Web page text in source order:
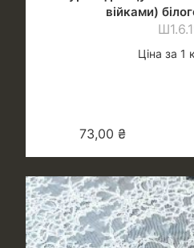
війками)
Ціна за 1
73,00 ₴